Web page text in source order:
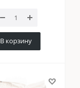
В корзину